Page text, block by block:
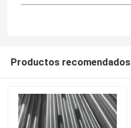
Productos recomendados